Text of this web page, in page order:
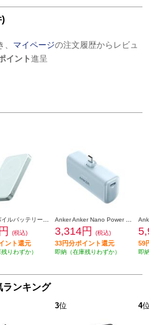
)
マイページの注文履歴からレビュ
イント進呈
(税込)
ント還元
りわずか）
3,314円 (税込)
33円分ポイント還元
即納（在庫残りわずか）
59
即
ランキング
3位 4